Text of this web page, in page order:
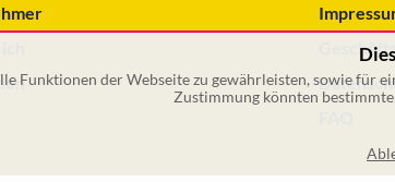
Funktionen der Webseite zu gewährleisten, sowie für
Zustimmung könnten